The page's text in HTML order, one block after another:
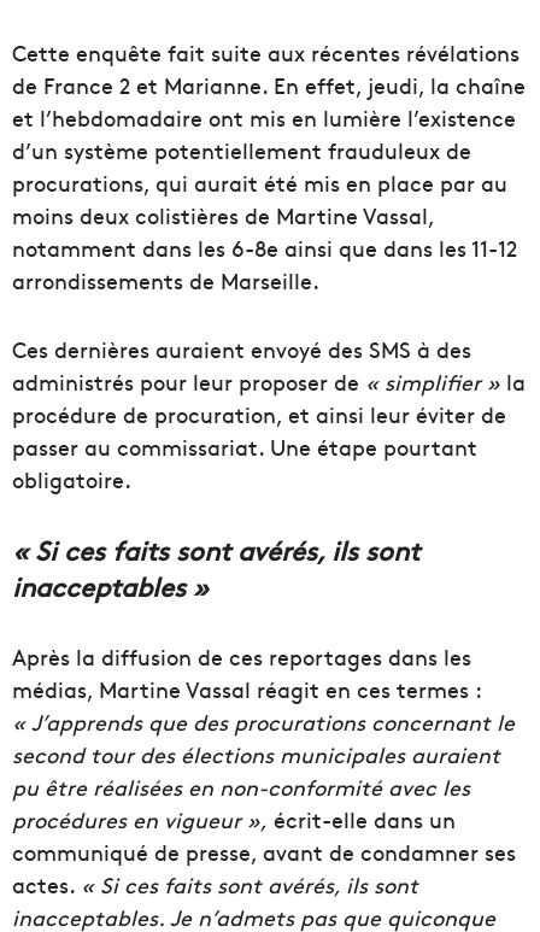
Cette enquête fait suite aux récentes révélations
de France 2 et Marianne. En effet, jeudi, la chaîne
et l’hebdomadaire ont mis en lumière l’existence
d’un système potentiellement frauduleux de
procurations, qui aurait été mis en place par au
moins deux colistières de Martine Vassal,
notamment dans les 6-8e ainsi que dans les 11-12
arrondissements de Marseille.
Ces dernières auraient envoyé des SMS à des
administrés pour leur proposer de « simplifier » la
procédure de procuration, et ainsi leur éviter de
passer au commissariat. Une étape pourtant
obligatoire.
« Si ces faits sont avérés, ils sont
inacceptables »
Après la diffusion de ces reportages dans les
médias, Martine Vassal réagit en ces termes :
« J’apprends que des procurations concernant le
second tour des élections municipales auraient
pu être réalisées en non-conformité avec les
procédures en vigueur », écrit-elle dans un
communiqué de presse, avant de condamner ses
actes. « Si ces faits sont avérés, ils sont
inacceptables. Je n’admets pas que quiconque